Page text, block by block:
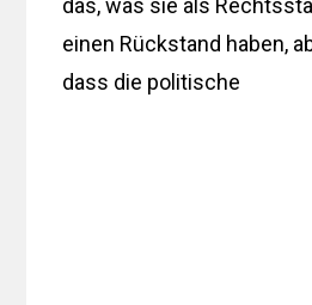
einen Rückstand haben,
dass die politische